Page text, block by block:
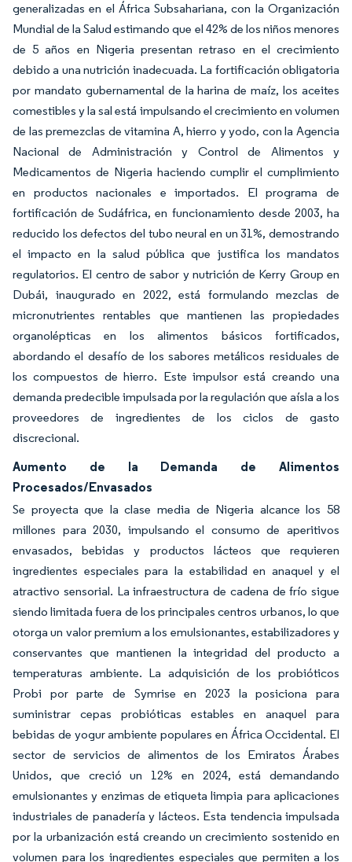
generalizadas en el África Subsahariana, con la Organización
Mundial de la Salud estimando que el 42% de los niños menores
de 5 años en Nigeria presentan retraso en el crecimiento
debido a una nutrición inadecuada. La fortificación obligatoria
por mandato gubernamental de la harina de maíz, los aceites
comestibles y la sal está impulsando el crecimiento en volumen
de las premezclas de vitamina A, hierro y yodo, con la Agencia
Nacional de Administración y Control de Alimentos y
Medicamentos de Nigeria haciendo cumplir el cumplimiento
en productos nacionales e importados. El programa de
fortificación de Sudáfrica, en funcionamiento desde 2003, ha
reducido los defectos del tubo neural en un 31%, demostrando
el impacto en la salud pública que justifica los mandatos
regulatorios. El centro de sabor y nutrición de Kerry Group en
Dubái, inaugurado en 2022, está formulando mezclas de
micronutrientes rentables que mantienen las propiedades
organolépticas en los alimentos básicos fortificados,
abordando el desafío de los sabores metálicos residuales de
los compuestos de hierro. Este impulsor está creando una
demanda predecible impulsada por la regulación que aísla a los
proveedores de ingredientes de los ciclos de gasto
discrecional.
Aumento de la Demanda de Alimentos
Procesados/Envasados
Se proyecta que la clase media de Nigeria alcance los 58
millones para 2030, impulsando el consumo de aperitivos
envasados, bebidas y productos lácteos que requieren
ingredientes especiales para la estabilidad en anaquel y el
atractivo sensorial. La infraestructura de cadena de frío sigue
siendo limitada fuera de los principales centros urbanos, lo que
otorga un valor premium a los emulsionantes, estabilizadores y
conservantes que mantienen la integridad del producto a
temperaturas ambiente. La adquisición de los probióticos
Probi por parte de Symrise en 2023 la posiciona para
suministrar cepas probióticas estables en anaquel para
bebidas de yogur ambiente populares en África Occidental. El
sector de servicios de alimentos de los Emiratos Árabes
Unidos, que creció un 12% en 2024, está demandando
emulsionantes y enzimas de etiqueta limpia para aplicaciones
industriales de panadería y lácteos. Esta tendencia impulsada
por la urbanización está creando un crecimiento sostenido en
volumen para los ingredientes especiales que permiten a los